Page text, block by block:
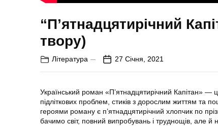
“П’ятнадцятирічний
твору)
Література 27 Січня, 2021
Український роман «П’ятнадцятирічний Капітан» —
підліткових проблем, стиків з дорослим життям та
героями роману є п’ятнадцятирічний хлопчик по
бачимо світ, повний випробувань і труднощів, але й